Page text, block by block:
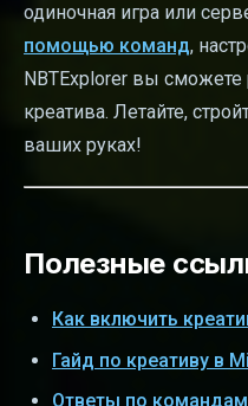
одиночная игра или
помощью команд,
NBTExplorer вы
креатива. Летайте,
ваших руках!
Полезные
Как включить
Гайд по креативу в
Ответы по командам